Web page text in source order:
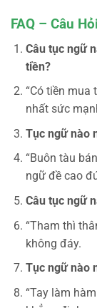
FAQ – Câu
Câu tục ngữ
tiền?
“Có tiền mua
nhất sức
Tục ngữ nào
“Buôn tàu
ngữ đề cao
Câu tục ngữ
“Tham thì
không đáy.
Tục ngữ nào
“Tay làm